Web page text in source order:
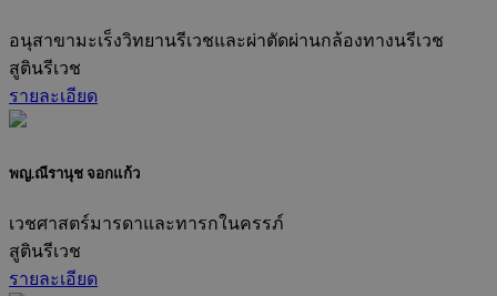
อนุสาขามะเร็งวิทยานรีเวชและผ่าตัดผ่านกล้องทางนรีเวช
สูตินรีเวช
รายละเอียด
พญ.ณีรานุช จอกแก้ว
เวชศาสตร์มารดาและทารกในครรภ์
สูตินรีเวช
รายละเอียด